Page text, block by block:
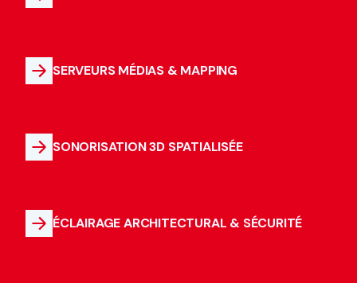
SERVEURS MÉDIAS & MAPPING
SONORISATION 3D SPATIALISÉE
ÉCLAIRAGE ARCHITECTURAL & SÉCURITÉ